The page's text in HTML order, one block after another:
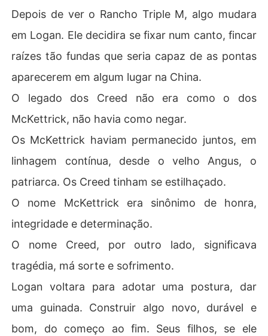
Depois de ver o Rancho Triple M, algo mudara
em Logan. Ele decidira se fixar num canto, fincar
raízes tão fundas que seria capaz de as pontas
aparecerem em algum lugar na China.
O legado dos Creed não era como o dos
McKettrick, não havia como negar.
Os McKettrick haviam permanecido juntos, em
linhagem contínua, desde o velho Angus, o
patriarca. Os Creed tinham se estilhaçado.
O nome McKettrick era sinônimo de honra,
integridade e determinação.
O nome Creed, por outro lado, significava
tragédia, má sorte e sofrimento.
Logan voltara para adotar uma postura, dar
uma guinada. Construir algo novo, durável e
bom, do começo ao fim. Seus filhos, se ele